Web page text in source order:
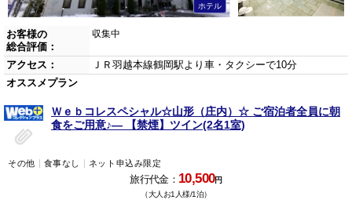
ホテル
お客様の
総合評価：
収集中
アクセス：
ＪＲ羽越本線鶴岡駅より車・タクシーで10分
オススメプラン
Ｗｅｂコレスペシャル☆山形（庄内）☆ ご宿泊者全員に朝
食をご用意♪― 【禁煙】ツイン(2名1室)
その他 食事なし ネット申込み限定
旅行代金： 10,500円
（大人お1人様/1泊）